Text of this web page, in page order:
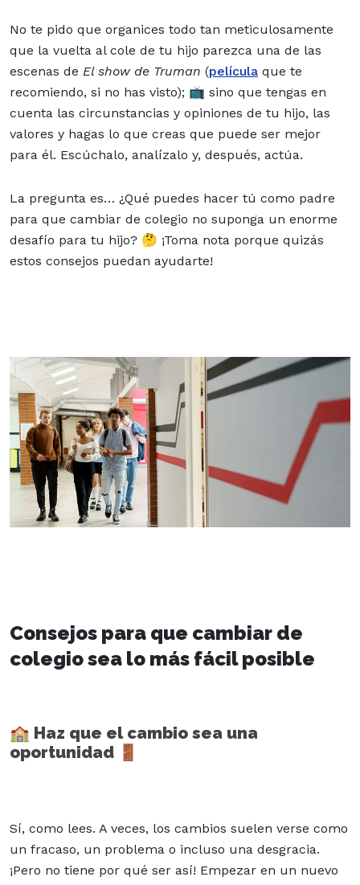
No te pido que organices todo tan meticulosamente
que la vuelta al cole de tu hijo parezca una de las
escenas de El show de Truman (película que te
recomiendo, si no has visto); 📺 sino que tengas en
cuenta las circunstancias y opiniones de tu hijo, las
valores y hagas lo que creas que puede ser mejor
para él. Escúchalo, analízalo y, después, actúa.
La pregunta es… ¿Qué puedes hacer tú como padre
para que cambiar de colegio no suponga un enorme
desafío para tu hijo? 🤔 ¡Toma nota porque quizás
estos consejos puedan ayudarte!
Consejos para que cambiar de
colegio sea lo más fácil posible
🏫 Haz que el cambio sea una
oportunidad 🚪
Sí, como lees. A veces, los cambios suelen verse como
un fracaso, un problema o incluso una desgracia.
¡Pero no tiene por qué ser así! Empezar en un nuevo